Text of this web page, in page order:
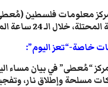
خلال الـ 24 ساعة الماضية.
خاصة-“تعز اليوم”:
“مُعطى” في بيان مساء
مسلحة وإطلاق نار،